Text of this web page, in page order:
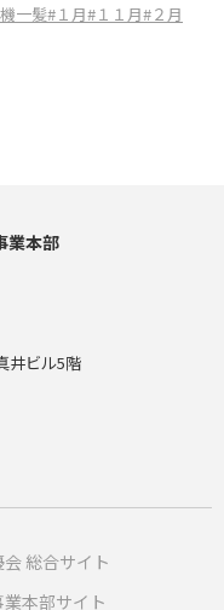
一髪#１月#１１月#２月
業本部
井ビル5階
会 総合サイト
本部サイト